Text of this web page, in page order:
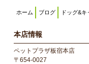
ホーム ブログ ドッグ&キ
本店情報
ペットプラザ板宿本店
〒654-0027